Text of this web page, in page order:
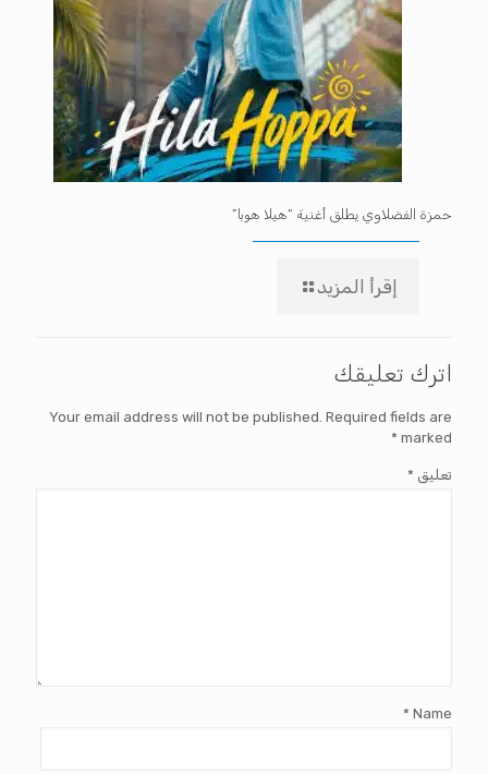
حمزة الفضلاوي يطلق أغنية “هيلا هوبا”
إقرأ المزيد
اترك تعليقك
Your email address will not be published. Required fields are
marked
*
تعليق *
Name
*